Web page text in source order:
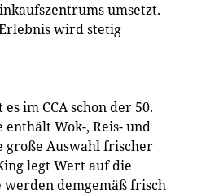
umsetzt.
wird stetig
im CCA schon der 50.
Wok-, Reis- und
große Auswahl frischer
legt Wert auf die
werden demgemäß frisch